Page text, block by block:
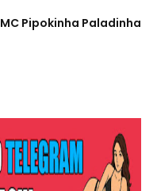
Pipokinha Paladinha